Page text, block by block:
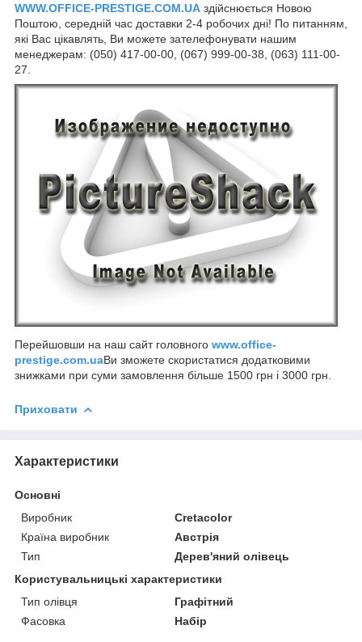
WWW.OFFICE-PRESTIGE.COM.UA здійснюється Новою
Поштою, середній час доставки 2-4 робочих дні! По питанням,
які Вас цікавлять, Ви можете зателефонувати нашим
менеджерам: (050) 417-00-00, (067) 999-00-38, (063) 111-00-
27.
Перейшовши на наш сайт головного www.office-
prestige.com.uaВи зможете скористатися додатковими
знижками при суми замовлення більше 1500 грн і 3000 грн.
Приховати
Характеристики
Основні
Виробник
Cretacolor
Країна виробник
Австрія
Тип
Дерев'яний олівець
Користувальницькі характеристики
Тип олівця
Графітний
Фасовка
Набір